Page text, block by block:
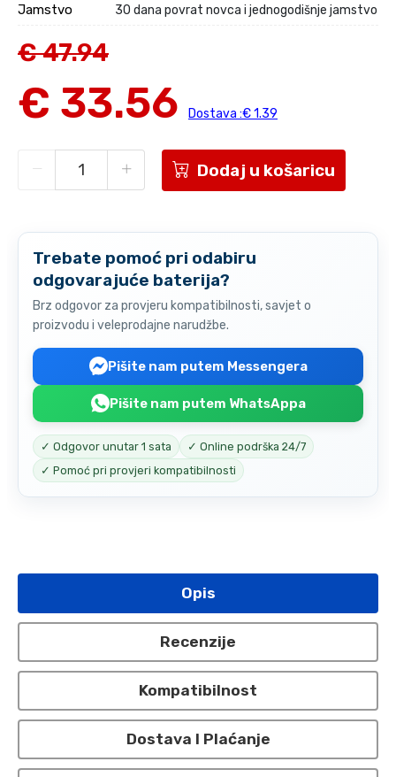
Jamstvo 30 dana povrat novca i jednogodišnje jamstvo
€ 47.94
€ 33.56 Dostava :€ 1.39
Dodaj u košaricu
Trebate pomoć pri odabiru
odgovarajuće baterija?
Brz odgovor za provjeru kompatibilnosti, savjet o
proizvodu i veleprodajne narudžbe.
Pišite nam putem Messengera
Pišite nam putem WhatsAppa
✓ Odgovor unutar 1 sata
✓ Online podrška 24/7
✓ Pomoć pri provjeri kompatibilnosti
Opis
Recenzije
Kompatibilnost
Dostava I Plaćanje